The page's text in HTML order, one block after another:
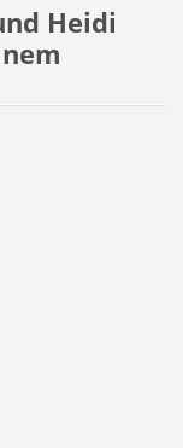
Heidi